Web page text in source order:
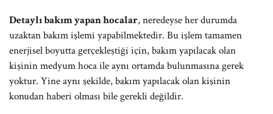
Detaylı bakım yapan hocalar, neredeyse her durumda
uzaktan bakım işlemi yapabilmektedir. Bu işlem tamamen
enerjisel boyutta gerçekleştiği için, bakım yapılacak olan
kişinin medyum hoca ile aynı ortamda bulunmasına gerek
yoktur. Yine aynı şekilde, bakım yapılacak olan kişinin
konudan haberi olması bile gerekli değildir.